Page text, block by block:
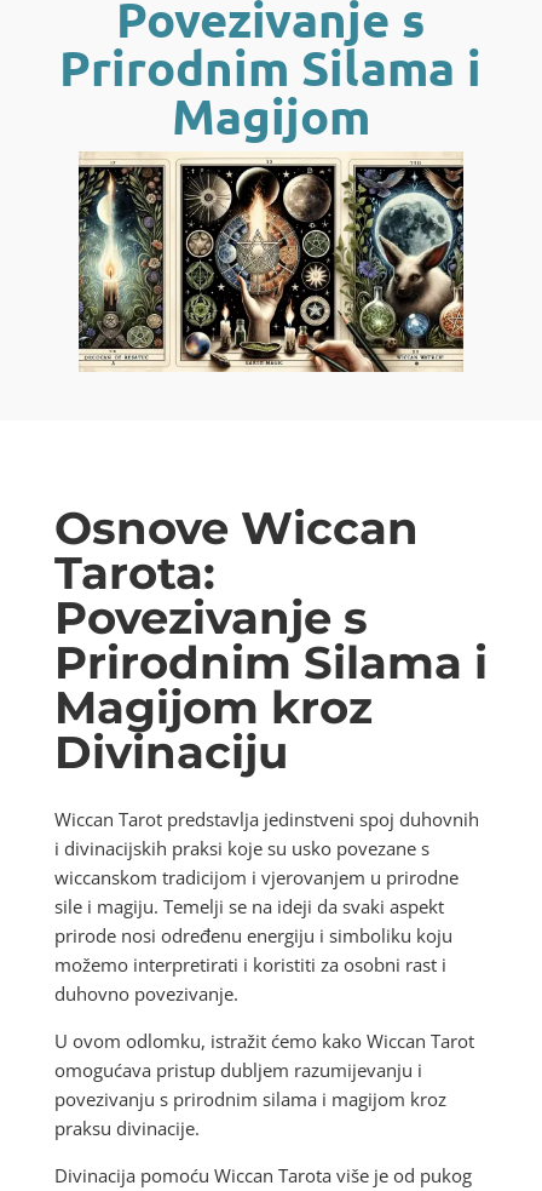
Povezivanje s
Prirodnim Silama i
Magijom
Osnove Wiccan
Tarota:
Povezivanje s
Prirodnim Silama i
Magijom kroz
Divinaciju
Wiccan Tarot predstavlja jedinstveni spoj duhovnih
i divinacijskih praksi koje su usko povezane s
wiccanskom tradicijom i vjerovanjem u prirodne
sile i magiju. Temelji se na ideji da svaki aspekt
prirode nosi određenu energiju i simboliku koju
možemo interpretirati i koristiti za osobni rast i
duhovno povezivanje.
U ovom odlomku, istražit ćemo kako Wiccan Tarot
omogućava pristup dubljem razumijevanju i
povezivanju s prirodnim silama i magijom kroz
praksu divinacije.
Divinacija pomoću Wiccan Tarota više je od pukog